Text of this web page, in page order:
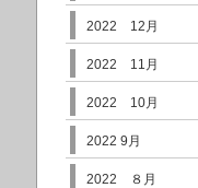
2022 12月
2022 11月
2022 10月
2022 9月
2022 ８月